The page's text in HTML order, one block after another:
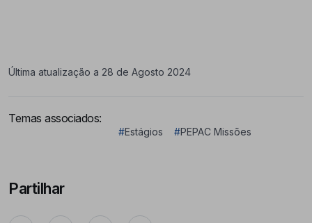
Última atualização a 28 de Agosto 2024
Temas associados:
#Estágios #PEPAC Missões
Partilhar